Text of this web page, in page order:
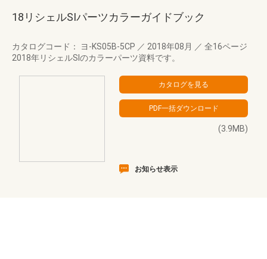
18リシェルSIパーツカラーガイドブック
カタログコード： ヨ-KS05B-5CP ／ 2018年08月 ／ 全16ページ
2018年リシェルSIのカラーパーツ資料です。
(3.9MB)
お知らせ表示